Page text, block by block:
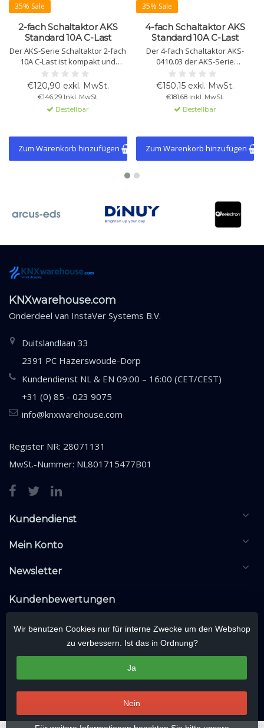
35% Sale
2-fach Schaltaktor AKS
Standard 10A C-Last
Der AKS-Serie Schaltaktor 2-fach
10A C-Last ist kompakt und
platzsparend, mit
umfangreichen Funktionen für
Logik und Zeitsteuerung.
Erhältlich in 2-, 4-, 8- und 12-fach
Varianten.
€120,90 exkl. MwSt.
€146,29 Inkl. MwSt.
Bestellbar
Zum Warenkorb hinzufügen
35% Sale
4-fach Schaltaktor AKS
Standard 10A C-Last
Der 4-fach Schaltaktor AKS-
0410.03 der AKS-Serie
unterstützt 10A, 140 µF C-Last
und bietet umfangreiche
logische Funktionen, manuelle
Bedienung und LED-Anzeigen.
Auch in 2-, 8- und 12-fach
€150,15 exkl. MwSt.
€181,68 Inkl. MwSt.
Bestellbar
Zum Warenkorb hinzufügen
KNXwarehouse.com
Onderdeel van InstaVer Systems B.V.
Duitslandlaan 33
2391 PC Hazerswoude-Dorp
Kundendienst NL & EN 09:00 – 16:00 (CET/CEST)
+31 (0) 85 - 023 9075
info@knxwarehouse.com
Register NR: 28071131
MwSt.-Nummer: NL801715477B01
Kundendienst
Mein Konto
Newsletter
Kundenbewertungen
Wir benutzen Cookies nur für interne Zwecke um den Webshop
zu verbessern. Ist das in Ordnung?
Ja
Nein